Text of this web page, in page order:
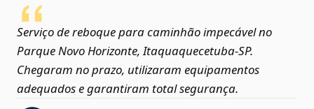
Serviço de reboque para caminhão impecável no
Parque Novo Horizonte, Itaquaquecetuba‑SP.
Chegaram no prazo, utilizaram equipamentos
adequados e garantiram total segurança.